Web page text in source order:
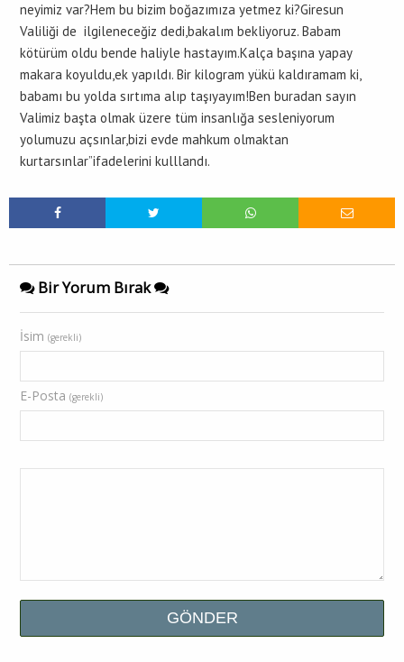
neyimiz var?Hem bu bizim boğazımıza yetmez ki?Giresun
Valiliği de ilgileneceğiz dedi,bakalım bekliyoruz. Babam
kötürüm oldu bende haliyle hastayım.Kalça başına yapay
makara koyuldu,ek yapıldı. Bir kilogram yükü kaldıramam ki,
babamı bu yolda sırtıma alıp taşıyayım!Ben buradan sayın
Valimiz başta olmak üzere tüm insanlığa sesleniyorum
yolumuzu açsınlar,bizi evde mahkum olmaktan
kurtarsınlar”ifadelerini kulllandı.
Bir Yorum Bırak
İsim (gerekli)
E-Posta (gerekli)